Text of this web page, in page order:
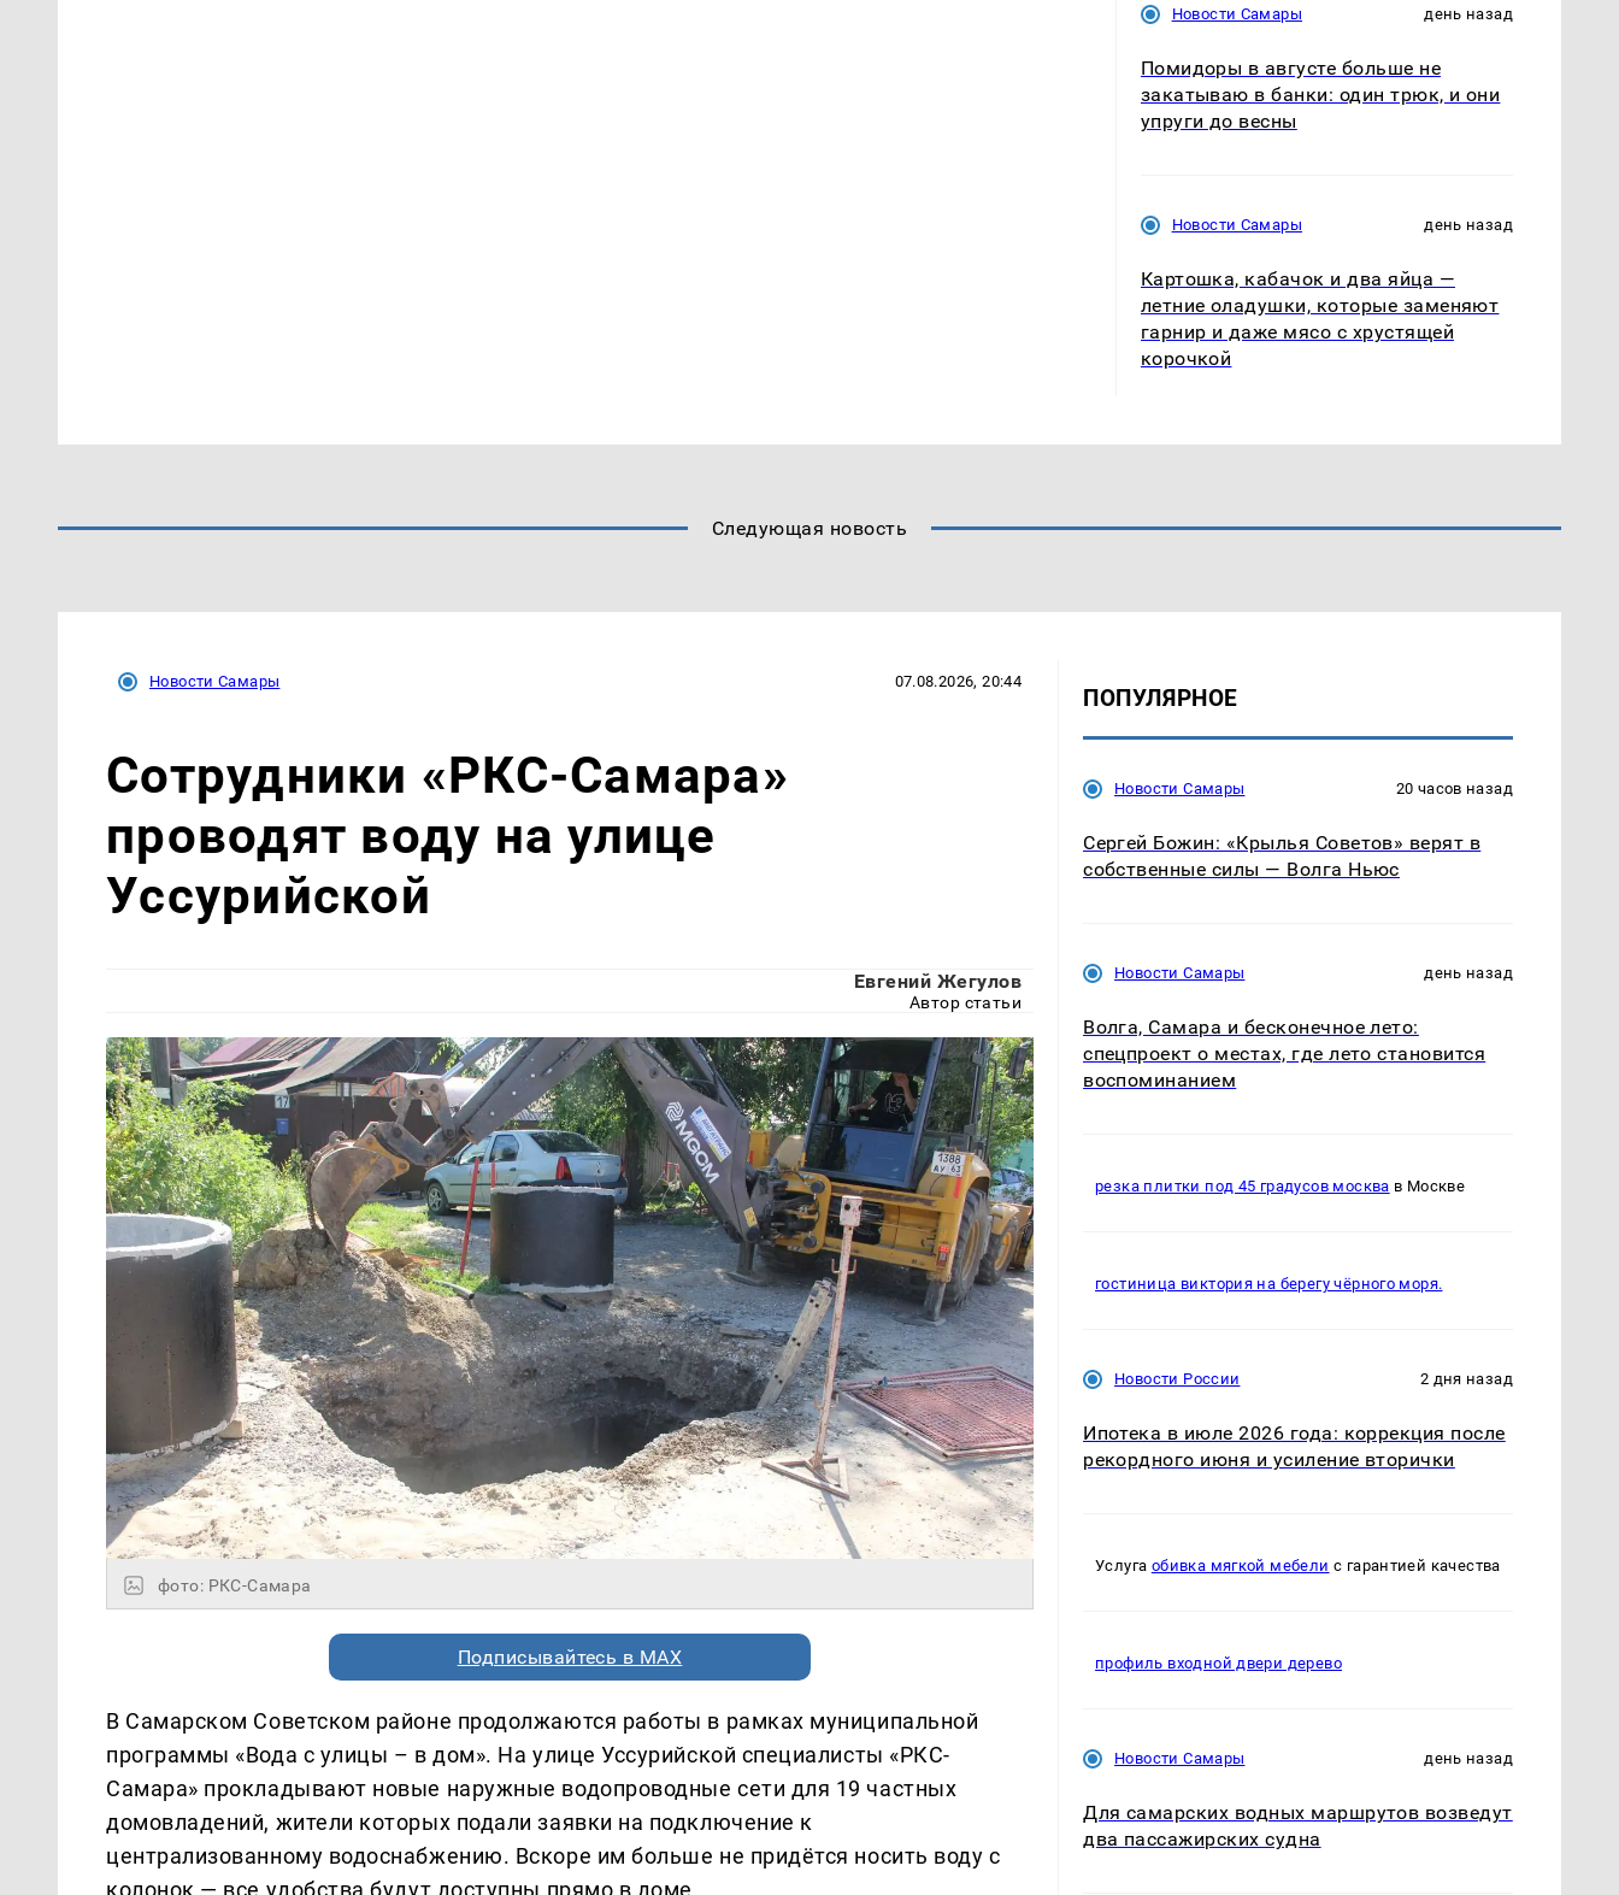
Новости Самары день назад
Помидоры в августе больше не
закатываю в банки: один трюк, и они
упруги до весны
Новости Самары день назад
Картошка, кабачок и два яйца —
летние оладушки, которые заменяют
гарнир и даже мясо с хрустящей
корочкой
Следующая новость
Новости Самары 07.08.2026, 20:44
Сотрудники «РКС-Самара»
проводят воду на улице
Уссурийской
Евгений Жегулов
Автор статьи
фото: РКС-Самара
Подписывайтесь в MAX
В Самарском Советском районе продолжаются работы в рамках муниципальной
программы «Вода с улицы – в дом». На улице Уссурийской специалисты «РКС-
Самара» прокладывают новые наружные водопроводные сети для 19 частных
домовладений, жители которых подали заявки на подключение к
централизованному водоснабжению. Вскоре им больше не придётся носить воду с
колонок — все удобства будут доступны прямо в доме.
ПОПУЛЯРНОЕ
Новости Самары 20 часов назад
Сергей Божин: «Крылья Советов» верят в
собственные силы — Волга Ньюс
Новости Самары день назад
Волга, Самара и бесконечное лето:
спецпроект о местах, где лето становится
воспоминанием
резка плитки под 45 градусов москва в Москве
гостиница виктория на берегу чёрного моря.
Новости России 2 дня назад
Ипотека в июле 2026 года: коррекция после
рекордного июня и усиление вторички
Услуга обивка мягкой мебели с гарантией качества
профиль входной двери дерево
Новости Самары день назад
Для самарских водных маршрутов возведут
два пассажирских судна